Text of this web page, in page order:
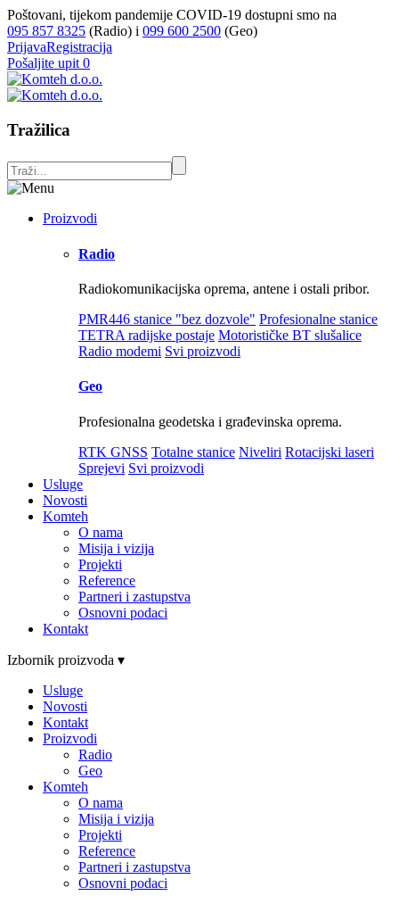
Poštovani, tijekom pandemije COVID-19 dostupni smo na
095 857 8325 (Radio) i 099 600 2500 (Geo)
PrijavaRegistracija
Pošaljite upit 0
Tražilica
Proizvodi
Radio
Radiokomunikacijska oprema, antene i ostali pribor.
PMR446 stanice "bez dozvole" Profesionalne stanice
TETRA radijske postaje Motorističke BT slušalice
Radio modemi Svi proizvodi
Geo
Profesionalna geodetska i građevinska oprema.
RTK GNSS Totalne stanice Niveliri Rotacijski laseri
Sprejevi Svi proizvodi
Usluge
Novosti
Komteh
O nama
Misija i vizija
Projekti
Reference
Partneri i zastupstva
Osnovni podaci
Kontakt
Izbornik proizvoda ▾
Usluge
Novosti
Kontakt
Proizvodi
Radio
Geo
Komteh
O nama
Misija i vizija
Projekti
Reference
Partneri i zastupstva
Osnovni podaci